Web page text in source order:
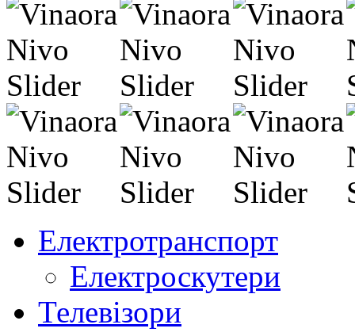
Електротранспорт
Електроскутери
Телевізори